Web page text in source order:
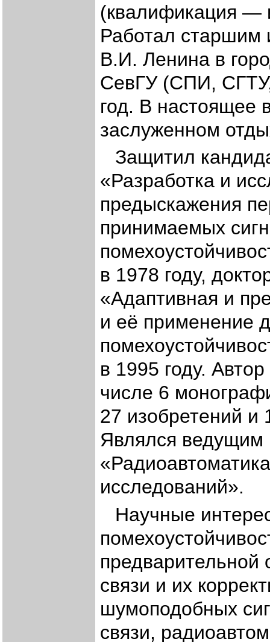
(квалификация —
Работал
В.И. Ленина в
СевГУ (СПИ,
год. В настоящее
заслуженном
Защитил
«Разработка и
предыскажения
принимаемых
в 1978 году,
«Адаптивная и
и её применение
в 1995 году.
числе 6
27 изобретений и
Являлся ведущим
исследований».
Научные
предварительной
связи и их
шумоподобных
связи,